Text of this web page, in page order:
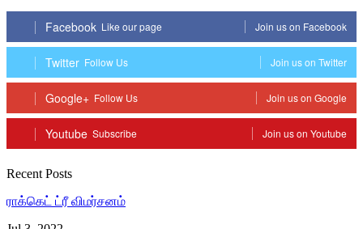
Facebook Like our page Join us on Facebook
Twitter Follow Us Join us on Twitter
Google+ Follow Us Join us on Google
Youtube Subscribe Join us on Youtube
Recent Posts
ராக்கெட் ட்ரீ விமர்சனம்